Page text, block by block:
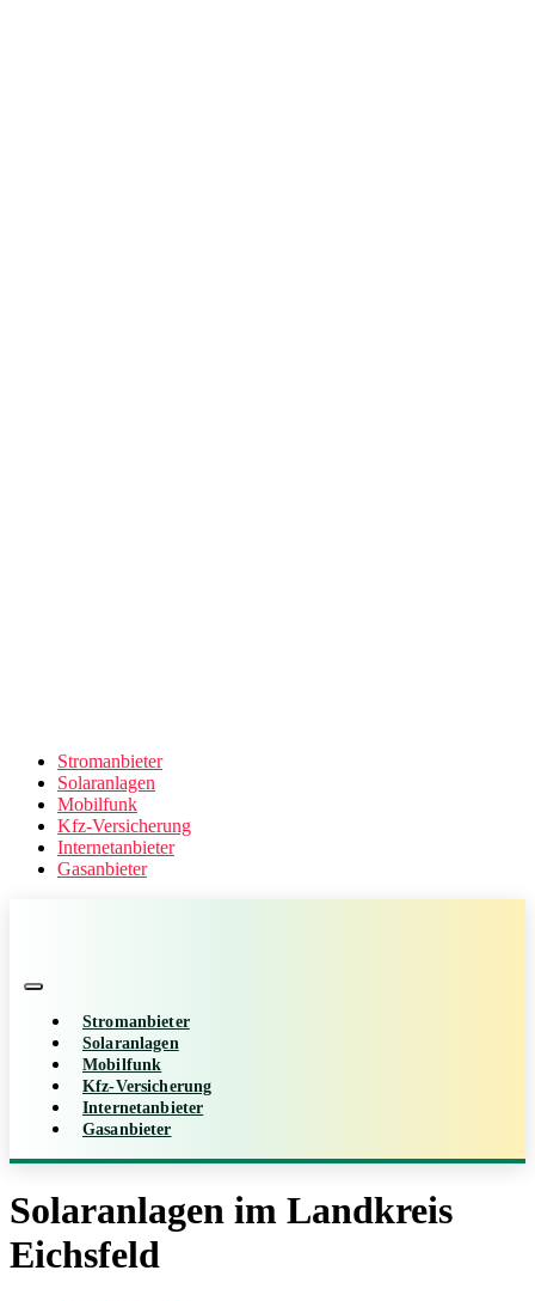
Stromanbieter
Solaranlagen
Mobilfunk
Kfz-Versicherung
Internetanbieter
Gasanbieter
Stromanbieter
Solaranlagen
Mobilfunk
Kfz-Versicherung
Internetanbieter
Gasanbieter
Solaranlagen im Landkreis
Eichsfeld